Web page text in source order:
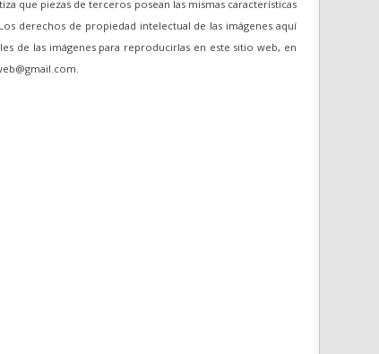
que piezas de terceros posean las mismas características
derechos de propiedad intelectual de las imágenes aquí
de las imágenes para reproducirlas en este sitio web, en